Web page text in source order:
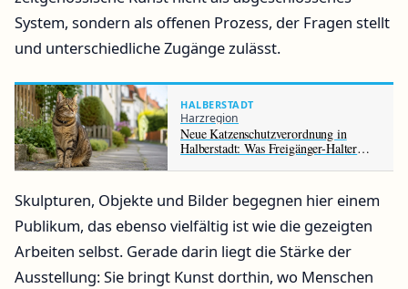
System, sondern als offenen Prozess, der Fragen stellt
und unterschiedliche Zugänge zulässt.
HALBERSTADT
Harzregion
Neue Katzenschutzverordnung in
Halberstadt: Was Freigänger-Halter
Skulpturen, Objekte und Bilder begegnen hier einem
Publikum, das ebenso vielfältig ist wie die gezeigten
Arbeiten selbst. Gerade darin liegt die Stärke der
Ausstellung: Sie bringt Kunst dorthin, wo Menschen